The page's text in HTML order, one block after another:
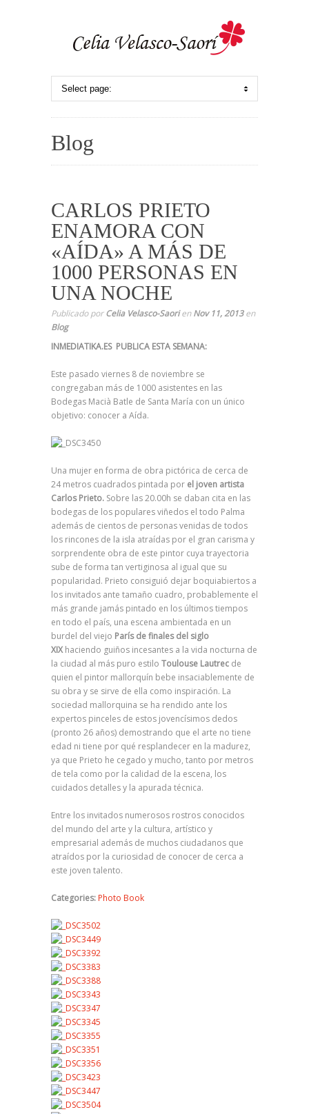
Blog
CARLOS PRIETO
ENAMORA CON
«AÍDA» A MÁS DE
1000 PERSONAS EN
UNA NOCHE
Publicado porCelia Velasco-SaorienNov 11, 2013en
Blog
INMEDIATIKA.ES PUBLICA ESTA SEMANA:
Este pasado viernes 8 de noviembre se
congregaban más de 1000 asistentes en las
Bodegas Macià Batle de Santa María con un único
objetivo: conocer a Aída.
Una mujer en forma de obra pictórica de cerca de
24 metros cuadrados pintada por el joven artista
Carlos Prieto. Sobre las 20.00h se daban cita en las
bodegas de los populares viñedos el todo Palma
además de cientos de personas venidas de todos
los rincones de la isla atraídas por el gran carisma y
sorprendente obra de este pintor cuya trayectoria
sube de forma tan vertiginosa al igual que su
popularidad. Prieto consiguió dejar boquiabiertos a
los invitados ante tamaño cuadro, probablemente el
más grande jamás pintado en los últimos tiempos
en todo el país, una escena ambientada en un
burdel del viejo París de finales del siglo
XIXhaciendo guiños incesantes a la vida nocturna de
la ciudad al más puro estilo Toulouse Lautrec de
quien el pintor mallorquín bebe insaciablemente de
su obra y se sirve de ella como inspiración. La
sociedad mallorquina se ha rendido ante los
expertos pinceles de estos jovencísimos dedos
(pronto 26 años) demostrando que el arte no tiene
edad ni tiene por qué resplandecer en la madurez,
ya que Prieto he cegado y mucho, tanto por metros
de tela como por la calidad de la escena, los
cuidados detalles y la apurada técnica.
Entre los invitados numerosos rostros conocidos
del mundo del arte y la cultura, artístico y
empresarial además de muchos ciudadanos que
atraídos por la curiosidad de conocer de cerca a
este joven talento.
Categories: Photo Book